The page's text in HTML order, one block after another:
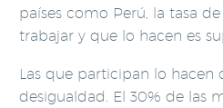
países como Perú, la tasa
trabajar y que lo hacen es
Las que participan lo hacen
desigualdad. El 30% de las